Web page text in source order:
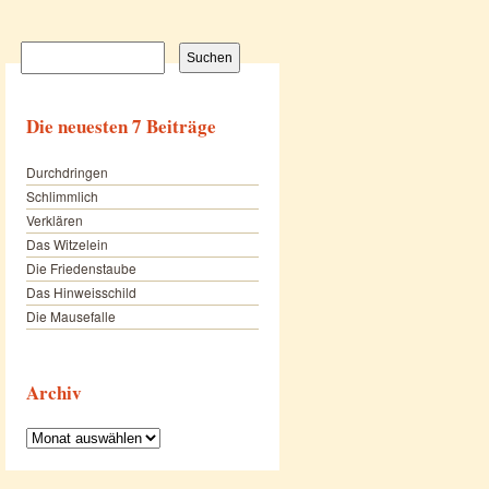
Suchen
Die neuesten 7 Beiträge
Durchdringen
Schlimmlich
Verklären
Das Witzelein
Die Friedenstaube
Das Hinweisschild
Die Mausefalle
Archiv
Archiv